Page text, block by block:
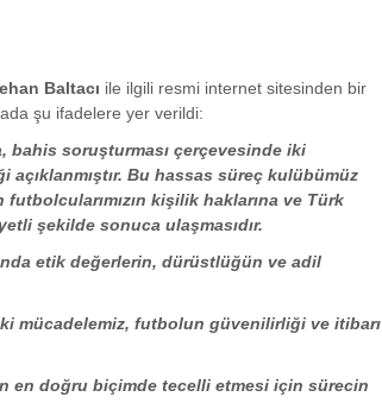
Baltacı ile ilgili resmi internet sitesinden bir
şu ifadelere yer verildi:
bahis soruşturması çerçevesinde iki
Bu hassas süreç kulübümüz
kişilik haklarına ve Türk
şekilde sonuca ulaşmasıdır.
etik değerlerin, dürüstlüğün ve adil
mücadelemiz, futbolun güvenilirliği ve itibarı
en doğru biçimde tecelli etmesi için sürecin